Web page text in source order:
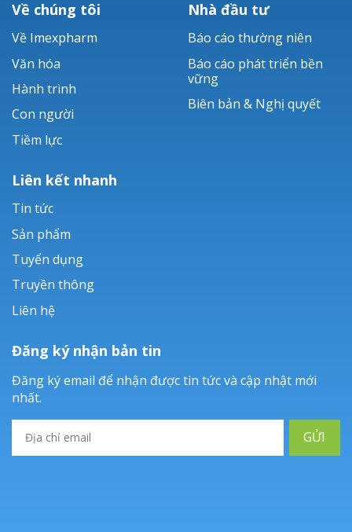
Về chúng tôi
Về Imexpharm
Văn hóa
Hành trình
Con người
Tiềm lực
Nhà đầu tư
Báo cáo thường niên
Báo cáo phát triển bền
vững
Biên bản & Nghị quyết
Liên kết nhanh
Tin tức
Sản phẩm
Tuyển dụng
Truyền thông
Liên hệ
Đăng ký nhận bản tin
Đăng ký email để nhận được tin tức và cập nhật mới
nhất.
GỬI